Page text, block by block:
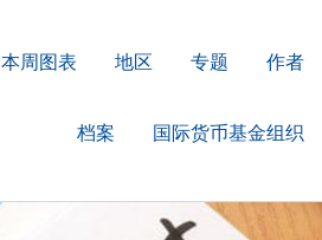
本周图表 地区 专题 作者
档案 国际货币基金组织